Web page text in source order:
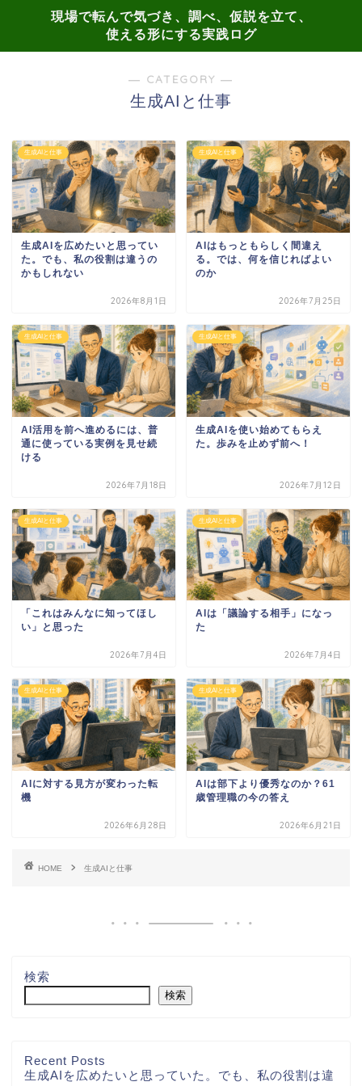
現場で転んで気づき、調べ、仮説を立て、
使える形にする実践ログ
― CATEGORY ―
生成AIと仕事
生成AIと仕事
生成AIを広めたいと思ってい
た。でも、私の役割は違うの
かもしれない
2026年8月1日
生成AIと仕事
AIはもっともらしく間違え
る。では、何を信じればよい
のか
2026年7月25日
生成AIと仕事
AI活用を前へ進めるには、普
通に使っている実例を見せ続
ける
2026年7月18日
生成AIと仕事
生成AIを使い始めてもらえ
た。歩みを止めず前へ！
2026年7月12日
生成AIと仕事
「これはみんなに知ってほし
い」と思った
2026年7月4日
生成AIと仕事
AIは「議論する相手」になっ
た
2026年7月4日
生成AIと仕事
AIに対する見方が変わった転
機
2026年6月28日
生成AIと仕事
AIは部下より優秀なのか？61
歳管理職の今の答え
2026年6月21日
HOME 生成AIと仕事
検索
検索
Recent Posts
生成AIを広めたいと思っていた。でも、私の役割は違